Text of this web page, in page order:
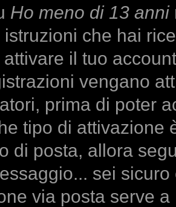
Ho meno di 13 anni
che hai
il tuo
vengano
prima di poter
tipo di attivazione
di posta, allora
sei
via posta serve